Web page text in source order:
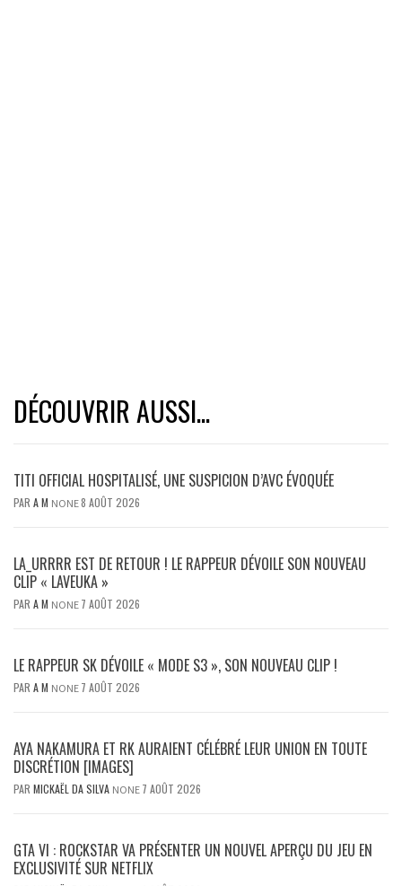
DÉCOUVRIR AUSSI...
TITI OFFICIAL HOSPITALISÉ, UNE SUSPICION D’AVC ÉVOQUÉE
PAR A M NONE8 AOÛT 2026
LA_URRRR EST DE RETOUR ! LE RAPPEUR DÉVOILE SON NOUVEAU
CLIP « LAVEUKA »
PAR A M NONE 7 AOÛT 2026
LE RAPPEUR SK DÉVOILE « MODE S3 », SON NOUVEAU CLIP !
PAR A M NONE 7 AOÛT 2026
AYA NAKAMURA ET RK AURAIENT CÉLÉBRÉ LEUR UNION EN TOUTE
DISCRÉTION [IMAGES]
PAR MICKAËL DA SILVA NONE 7 AOÛT 2026
GTA VI : ROCKSTAR VA PRÉSENTER UN NOUVEL APERÇU DU JEU EN
EXCLUSIVITÉ SUR NETFLIX